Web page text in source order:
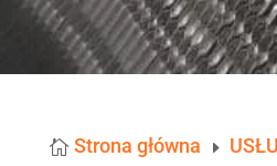
 Strona główna E